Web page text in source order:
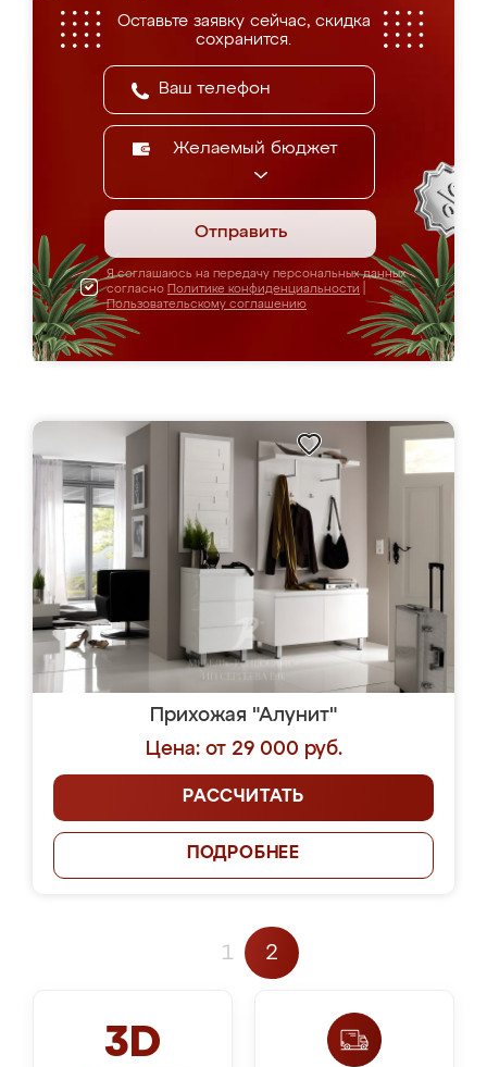
Оставьте заявку сейчас, скидка
сохранится.
Желаемый бюджет
Отправить
Я соглашаюсь на передачу персональных данных
согласно Политике конфиденциальности
Пользовательскому соглашению
Прихожая "Алунит"
Цена: от 29 000 руб.
РАССЧИТАТЬ
ПОДРОБНЕЕ
1 2
3D